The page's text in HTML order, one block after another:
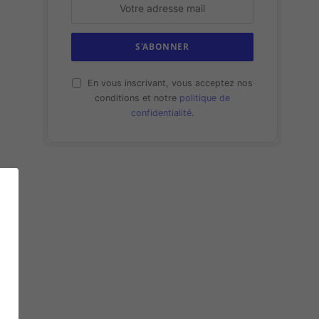
En vous inscrivant, vous acceptez nos
conditions et notre politique de
confidentialité.